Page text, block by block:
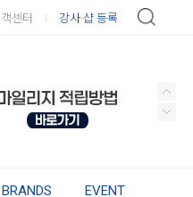
센터 강사·샵 등록
BRANDS EVENT